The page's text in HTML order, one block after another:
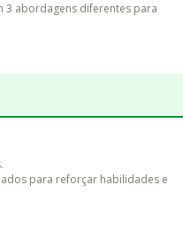
3 abordagens diferentes para
para reforçar habilidades e